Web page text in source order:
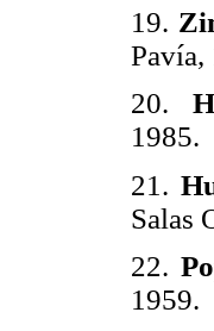
19.
Pavía,
20.
1985.
21.
Salas
22.
1959.